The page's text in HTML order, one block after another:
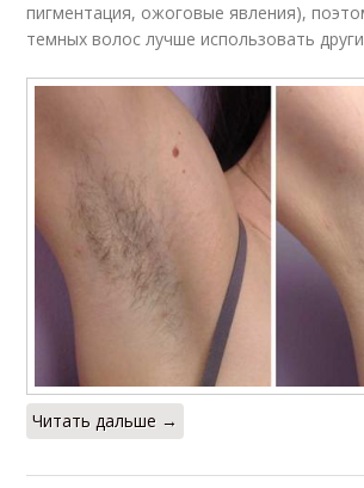
пигментация, ожоговые явления),
темных волос лучше использовать
Читать дальше →